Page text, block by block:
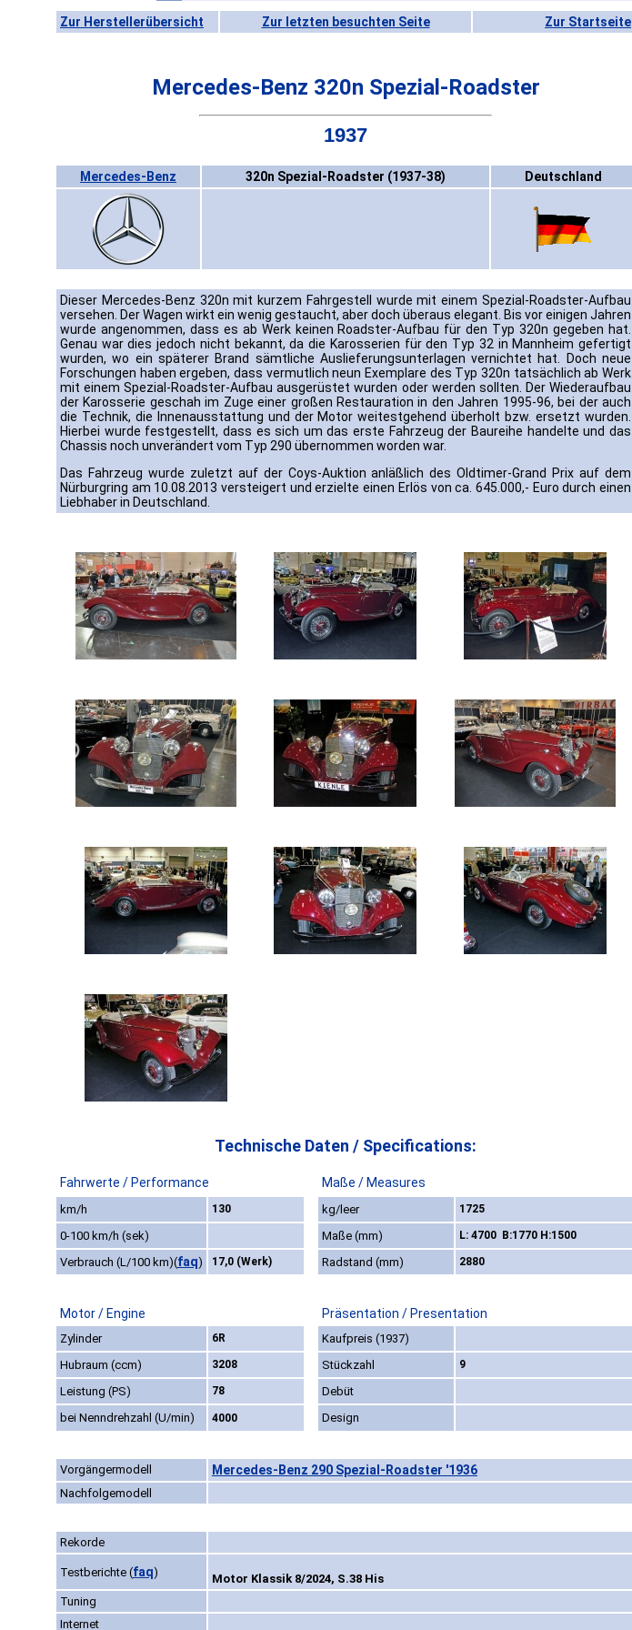
Zur Herstellerübersicht Zur letzten besuchten Seite Zur Startseite
Mercedes-Benz 320n Spezial-Roadster
1937
Mercedes-Benz 320n Spezial-Roadster (1937-38) Deutschland
Dieser Mercedes-Benz 320n mit kurzem Fahrgestell wurde mit einem Spezial-Roadster-Aufbau
versehen. Der Wagen wirkt ein wenig gestaucht, aber doch überaus elegant. Bis vor einigen Jahren
wurde angenommen, dass es ab Werk keinen Roadster-Aufbau für den Typ 320n gegeben hat.
Genau war dies jedoch nicht bekannt, da die Karosserien für den Typ 32 in Mannheim gefertigt
wurden, wo ein späterer Brand sämtliche Auslieferungsunterlagen vernichtet hat. Doch neue
Forschungen haben ergeben, dass vermutlich neun Exemplare des Typ 320n tatsächlich ab Werk
mit einem Spezial-Roadster-Aufbau ausgerüstet wurden oder werden sollten. Der Wiederaufbau
der Karosserie geschah im Zuge einer großen Restauration in den Jahren 1995-96, bei der auch
die Technik, die Innenausstattung und der Motor weitestgehend überholt bzw. ersetzt wurden.
Hierbei wurde festgestellt, dass es sich um das erste Fahrzeug der Baureihe handelte und das
Chassis noch unverändert vom Typ 290 übernommen worden war.
Das Fahrzeug wurde zuletzt auf der Coys-Auktion anläßlich des Oldtimer-Grand Prix auf dem
Nürburgring am 10.08.2013 versteigert und erzielte einen Erlös von ca. 645.000,- Euro durch einen
Liebhaber in Deutschland.
Technische Daten / Specifications:
Fahrwerte / Performance Maße / Measures
km/h 130 kg/leer 1725
0-100 km/h (sek) Maße (mm) L: 4700 B:1770 H:1500
Verbrauch (L/100 km)(faq) 17,0 (Werk) Radstand (mm) 2880
Motor / Engine Präsentation / Presentation
Zylinder 6R
Kaufpreis (1937)
Hubraum (ccm)
3208 Stückzahl 9
Leistung (PS) 78
Debüt
bei Nenndrehzahl (U/min)
4000 Design
Vorgängermodell Mercedes-Benz 290 Spezial-Roadster '1936
Nachfolgemodell
Rekorde
Testberichte (faq)
Motor Klassik 8/2024, S.38 His
Tuning
Internet